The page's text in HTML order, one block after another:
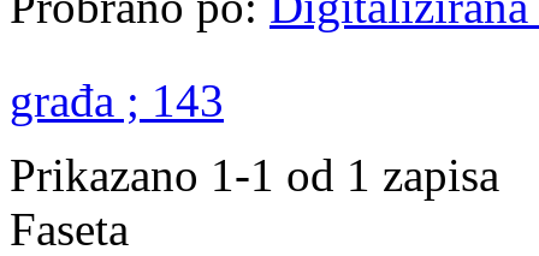
građa ; 143
Prikazano 1-1 od 1 zapisa
Faseta